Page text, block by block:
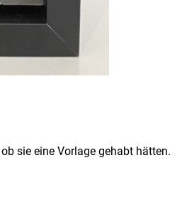
sie eine Vorlage gehabt hätten.